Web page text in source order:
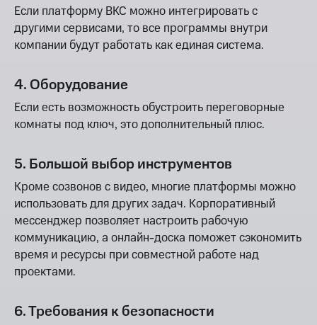
Если платформу ВКС можно интегрировать с
другими сервисами, то все программы внутри
компании будут работать как единая система.
4. Оборудование
Если есть возможность обустроить переговорные
комнаты под ключ, это дополнительный плюс.
5. Большой выбор инструментов
Кроме созвонов с видео, многие платформы можно
использовать для других задач. Корпоративный
мессенджер позволяет настроить рабочую
коммуникацию, а онлайн-доска поможет сэкономить
время и ресурсы при совместной работе над
проектами.
6. Требования к безопасности